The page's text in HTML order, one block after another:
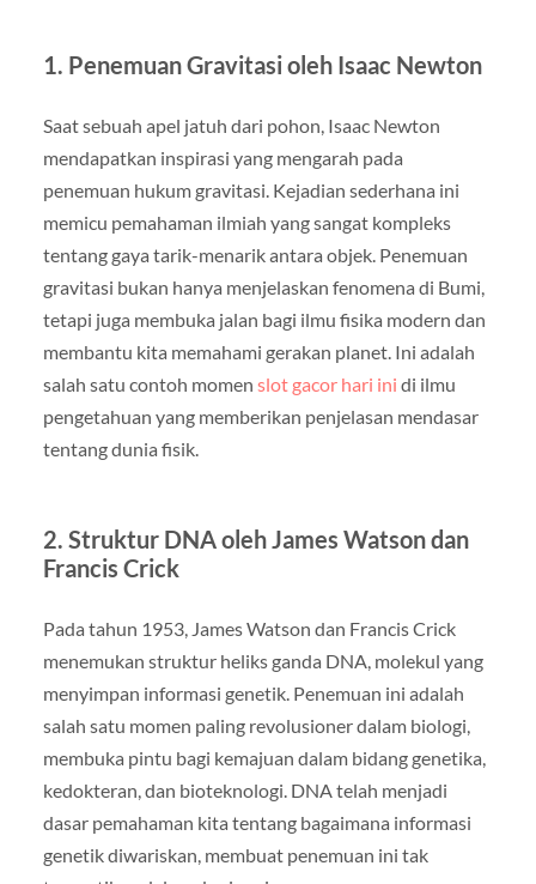
1. Penemuan Gravitasi oleh Isaac Newton
Saat sebuah apel jatuh dari pohon, Isaac Newton
mendapatkan inspirasi yang mengarah pada
penemuan hukum gravitasi. Kejadian sederhana ini
memicu pemahaman ilmiah yang sangat kompleks
tentang gaya tarik-menarik antara objek. Penemuan
gravitasi bukan hanya menjelaskan fenomena di Bumi,
tetapi juga membuka jalan bagi ilmu fisika modern dan
membantu kita memahami gerakan planet. Ini adalah
salah satu contoh momen slot gacor hari ini di ilmu
pengetahuan yang memberikan penjelasan mendasar
tentang dunia fisik.
2. Struktur DNA oleh James Watson dan
Francis Crick
Pada tahun 1953, James Watson dan Francis Crick
menemukan struktur heliks ganda DNA, molekul yang
menyimpan informasi genetik. Penemuan ini adalah
salah satu momen paling revolusioner dalam biologi,
membuka pintu bagi kemajuan dalam bidang genetika,
kedokteran, dan bioteknologi. DNA telah menjadi
dasar pemahaman kita tentang bagaimana informasi
genetik diwariskan, membuat penemuan ini tak